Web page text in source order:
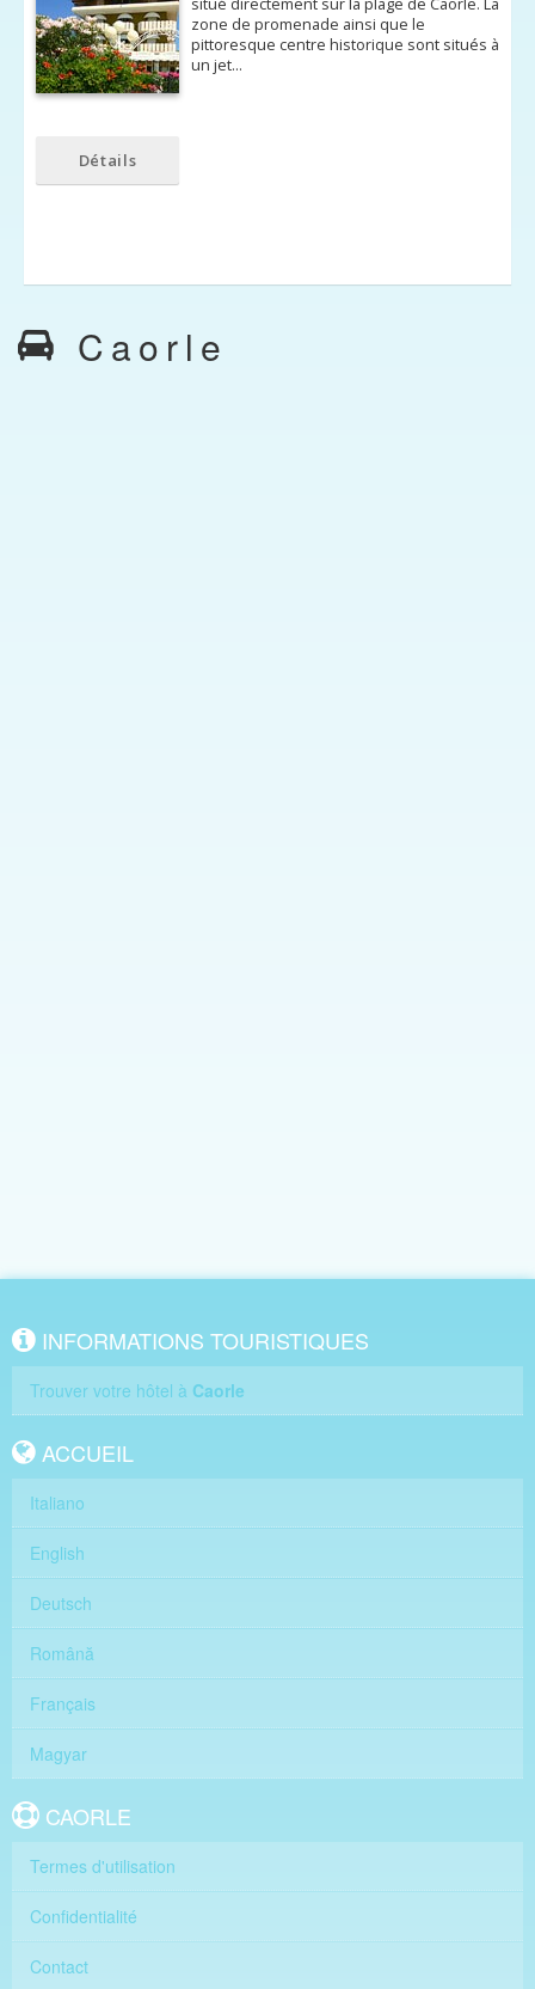
situé directement sur ​​la plage de Caorle. La
zone de promenade ainsi que le
pittoresque centre historique sont situés à
un jet…
Détails
Caorle
INFORMATIONS TOURISTIQUES
Trouver votre hôtel à Caorle
ACCUEIL
Italiano
English
Deutsch
Română
Français
Magyar
CAORLE
Termes d'utilisation
Confidentialité
Contact